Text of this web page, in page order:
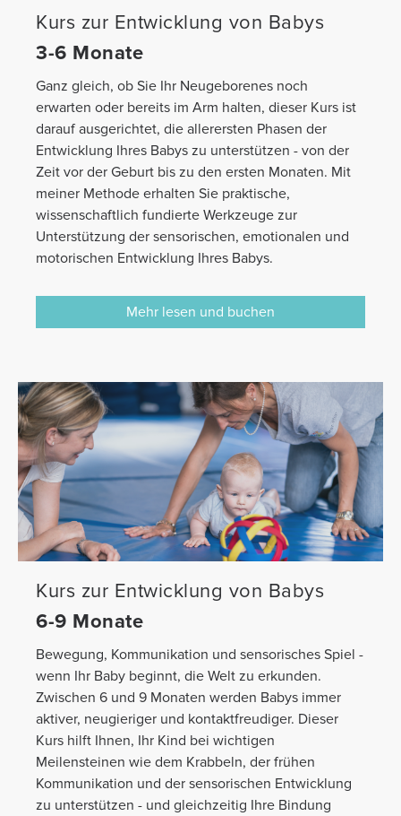
Kurs zur Entwicklung von Babys
3-6 Monate
Ganz gleich, ob Sie Ihr Neugeborenes noch
erwarten oder bereits im Arm halten, dieser Kurs ist
darauf ausgerichtet, die allerersten Phasen der
Entwicklung Ihres Babys zu unterstützen - von der
Zeit vor der Geburt bis zu den ersten Monaten. Mit
meiner Methode erhalten Sie praktische,
wissenschaftlich fundierte Werkzeuge zur
Unterstützung der sensorischen, emotionalen und
motorischen Entwicklung Ihres Babys.
Mehr lesen und buchen
Kurs zur Entwicklung von Babys
6-9 Monate
Bewegung, Kommunikation und sensorisches Spiel -
wenn Ihr Baby beginnt, die Welt zu erkunden.
Zwischen 6 und 9 Monaten werden Babys immer
aktiver, neugieriger und kontaktfreudiger. Dieser
Kurs hilft Ihnen, Ihr Kind bei wichtigen
Meilensteinen wie dem Krabbeln, der frühen
Kommunikation und der sensorischen Entwicklung
zu unterstützen - und gleichzeitig Ihre Bindung